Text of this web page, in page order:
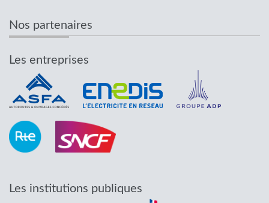
Nos partenaires
Les entreprises
Les institutions publiques